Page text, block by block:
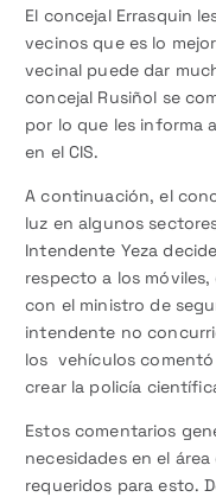
El concejal Errasquin
vecinos que es lo
vecinal puede dar
concejal Rusiñol se
por lo que les informa
en el CIS.
A continuación, el
luz en algunos
Intendente Yeza
respecto a los
con el ministro de
intendente no
los vehículos
crear la policía
Estos comentarios
necesidades en el
requeridos para esto.